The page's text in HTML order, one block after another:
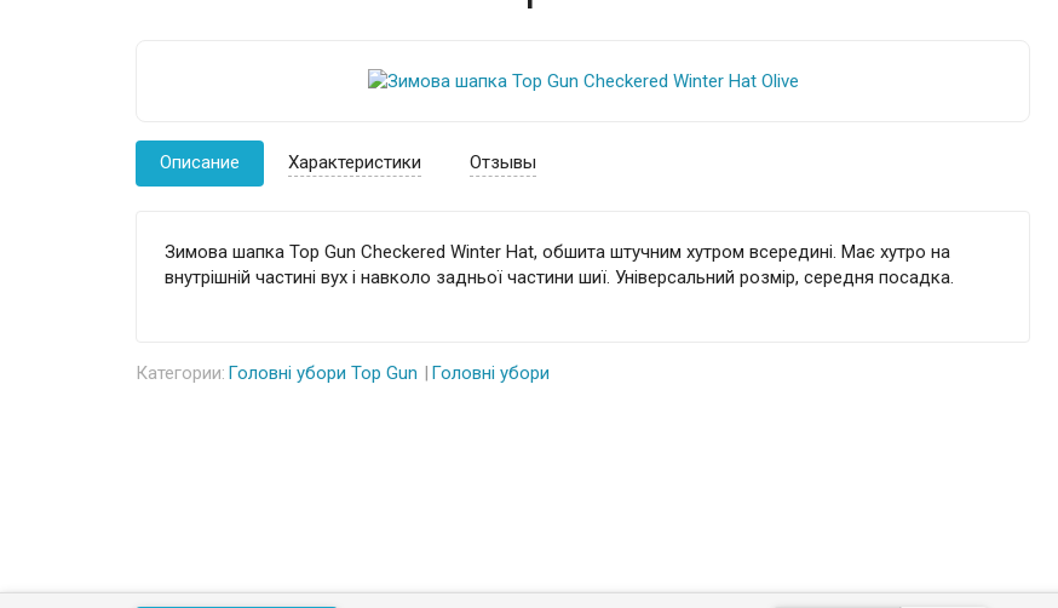
Описание Характеристики Отзывы
Зимова шапка Top Gun Checkered Winter Hat, обшита штучним хутром всередині. Має хутро на
внутрішній частині вух і навколо задньої частини шиї. Універсальний розмір, середня посадка.
Категории: Головні убори Top Gun Головні убори